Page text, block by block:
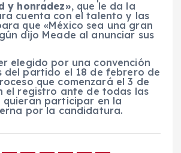
y honradez», que le da la
cuenta con el talento y las
que «México sea una gran
dijo Meade al anunciar sus
elegido por una convención
del partido el 18 de febrero de
que comenzará el 3 de
el registro ante de todas las
quieran participar en la
por la candidatura.